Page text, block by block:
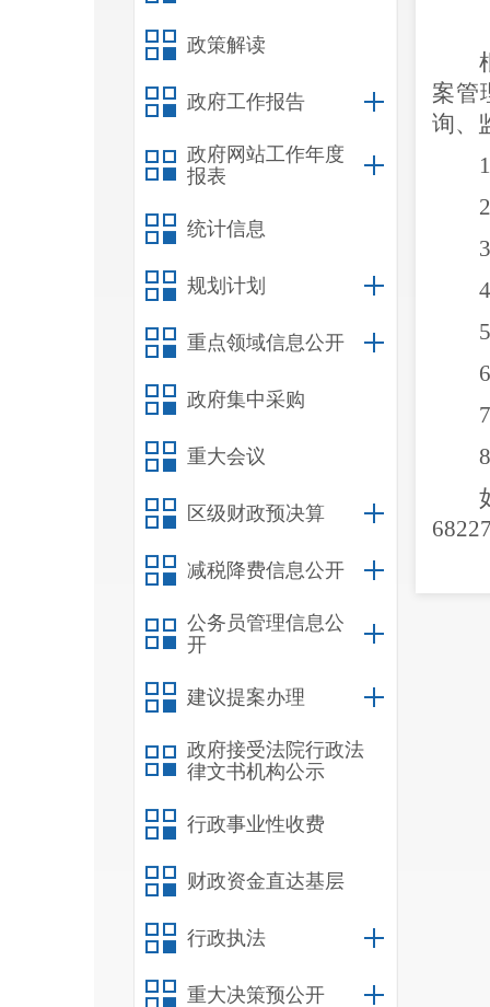
政策解读
政府工作报告
政府网站工作年度
报表
统计信息
规划计划
重点领域信息公开
政府集中采购
重大会议
区级财政预决算
减税降费信息公开
公务员管理信息公
开
建议提案办理
政府接受法院行政法
律文书机构公示
行政事业性收费
财政资金直达基层
行政执法
重大决策预公开
案管
询、